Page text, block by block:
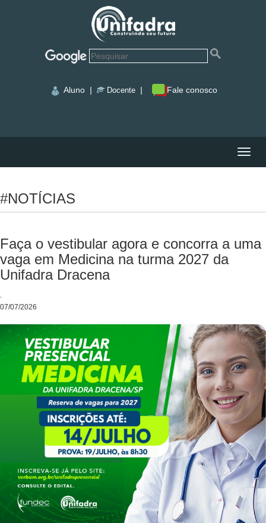
Aluno | Docente | Fale conosco
#NOTÍCIAS
Faça o vestibular agora e concorra a uma
vaga em Medicina na turma 2027 da
Unifadra Dracena
07/07/2026